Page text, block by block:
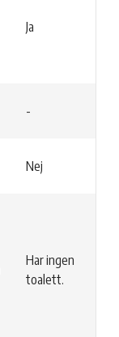
Ja
-
Nej
Har ingen
toalett.